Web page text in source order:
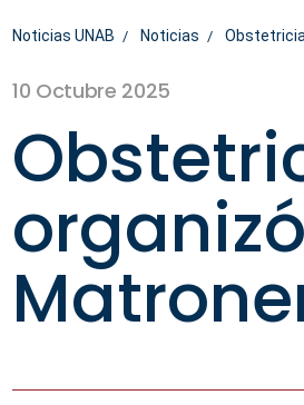
Noticias UNAB Noticias
10 Octubre 2025